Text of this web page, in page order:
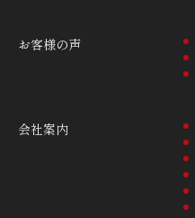
お客様の声
会社案内